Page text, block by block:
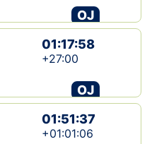
OJ
01:17:58
+27:00
OJ
01:51:37
+01:01:06